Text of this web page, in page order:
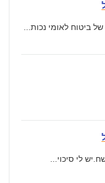
ביטוח לאומי נכות...